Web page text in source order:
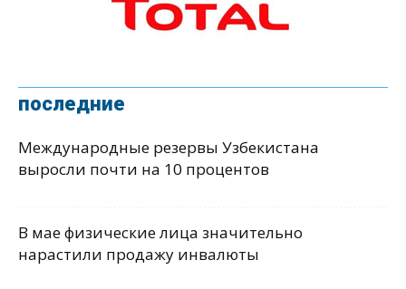
последние
Международные резервы Узбекистана
выросли почти на 10 процентов
В мае физические лица значительно
нарастили продажу инвалюты